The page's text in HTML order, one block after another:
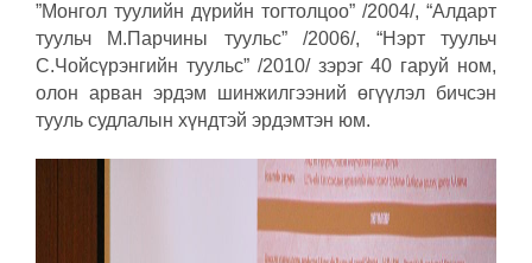
”Монгол туулийн дүрийн тогтолцоо” /2004/, “Алдарт
туульч М.Парчины туульс” /2006/, “Нэрт туульч
С.Чойсүрэнгийн туульс” /2010/ зэрэг 40 гаруй ном,
олон арван эрдэм шинжилгээний өгүүлэл бичсэн
тууль судлалын хүндтэй эрдэмтэн юм.